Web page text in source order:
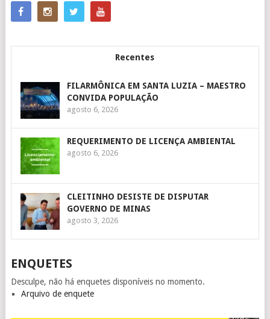
Recentes
FILARMÔNICA EM SANTA LUZIA – MAESTRO
CONVIDA POPULAÇÃO
agosto 6, 2026
REQUERIMENTO DE LICENÇA AMBIENTAL
agosto 6, 2026
CLEITINHO DESISTE DE DISPUTAR
GOVERNO DE MINAS
agosto 3, 2026
ENQUETES
Desculpe, não há enquetes disponíveis no momento.
Arquivo de enquete